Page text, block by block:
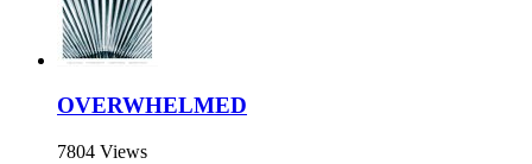
OVERWHELMED
7804 Views